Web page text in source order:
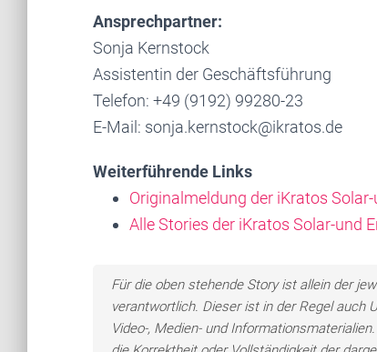
Ansprechpartner:
Sonja Kernstock
Assistentin der Geschäftsführung
Telefon: +49 (9192) 99280-23
E-Mail: sonja.kernstock@ikratos.de
Weiterführende Links
Originalmeldung der iKratos
Alle Stories der iKratos Solar-und
Für die oben stehende Story ist allein der
verantwortlich. Dieser ist in der Regel auch
Video-, Medien- und